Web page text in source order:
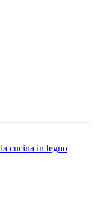
cucina in legno